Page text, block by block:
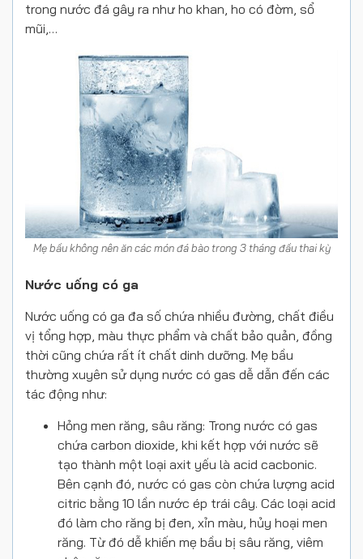
trong nước đá gây ra như ho khan, ho có đờm, sổ
mũi,…
Mẹ bầu không nên ăn các món đá bào trong 3 tháng đầu thai kỳ
Nước uống có ga
Nước uống có ga đa số chứa nhiều đường, chất điều
vị tổng hợp, màu thực phẩm và chất bảo quản, đồng
thời cũng chứa rất ít chất dinh dưỡng. Mẹ bầu
thường xuyên sử dụng nước có gas dễ dẫn đến các
tác động như:
Hỏng men răng, sâu răng: Trong nước có gas
chứa carbon dioxide, khi kết hợp với nước sẽ
tạo thành một loại axit yếu là acid cacbonic.
Bên cạnh đó, nước có gas còn chứa lượng acid
citric bằng 10 lần nước ép trái cây. Các loại acid
đó làm cho răng bị đen, xỉn màu, hủy hoại men
răng. Từ đó dễ khiến mẹ bầu bị sâu răng, viêm